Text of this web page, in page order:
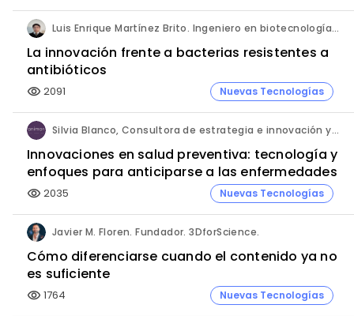
Luis Enrique Martínez Brito. Ingeniero en biotecnología, México.
La innovación frente a bacterias resistentes a
antibióticos
visibility 2091 Nuevas Tecnologías
Silvia Blanco, Consultora de estrategia e innovación y Ana Leal, Consultora Senior de estrategia e innovación. ANIMA.
Innovaciones en salud preventiva: tecnología y
enfoques para anticiparse a las enfermedades
visibility 2035 Nuevas Tecnologías
Javier M. Floren. Fundador. 3DforScience.
Cómo diferenciarse cuando el contenido ya no
es suficiente
visibility 1764 Nuevas Tecnologías